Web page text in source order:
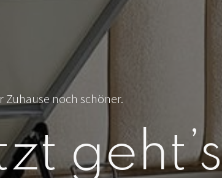
Zuhause noch schöner.